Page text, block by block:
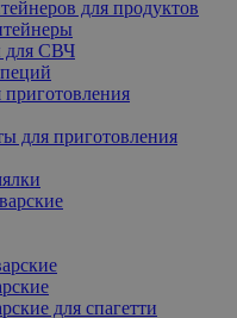
для продуктов
для СВЧ
для приготовления
для спагетти